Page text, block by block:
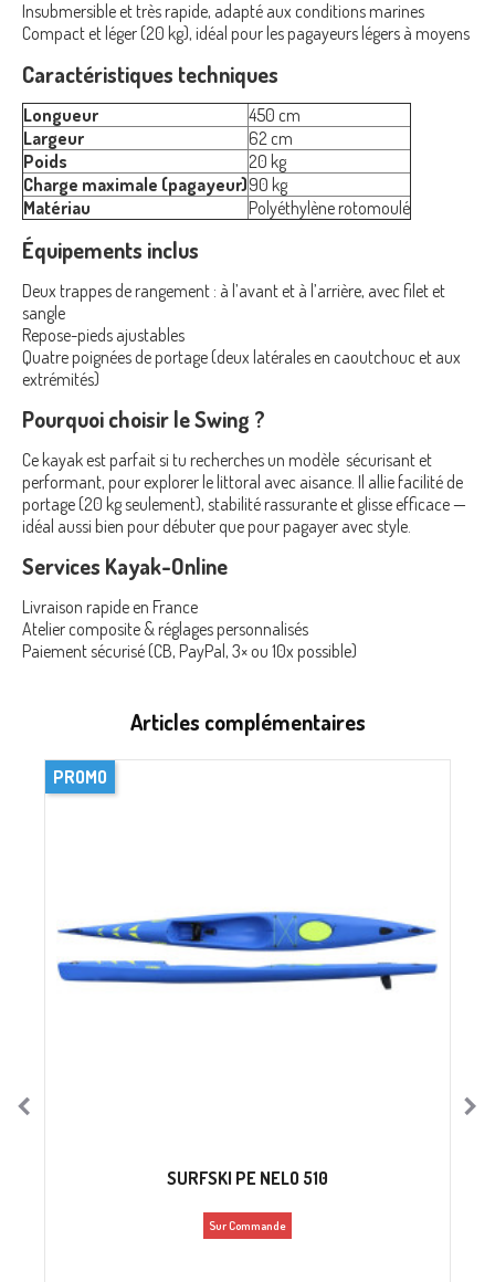
Articles complémentaires
SURFSKI PE NELO 510
Sur Commande
PROMO
Insubmersible et très rapide, adapté aux conditions marines
Compact et léger (20 kg), idéal pour les pagayeurs légers à moyens
Caractéristiques techniques
Longueur
450 cm
Largeur
62 cm
Poids
20 kg
Charge maximale (pagayeur)90 kg
Matériau
Polyéthylène rotomoulé
Équipements inclus
Deux trappes de rangement : à l’avant et à l’arrière, avec filet et
sangle
Repose-pieds ajustables
Quatre poignées de portage (deux latérales en caoutchouc et aux
extrémités)
Pourquoi choisir le Swing ?
Ce kayak est parfait si tu recherches un modèle sécurisant et
performant, pour explorer le littoral avec aisance. Il allie facilité de
portage (20 kg seulement), stabilité rassurante et glisse efficace —
idéal aussi bien pour débuter que pour pagayer avec style.
Services Kayak-Online
Livraison rapide en France
Atelier composite & réglages personnalisés
Paiement sécurisé (CB, PayPal, 3× ou 10x possible)